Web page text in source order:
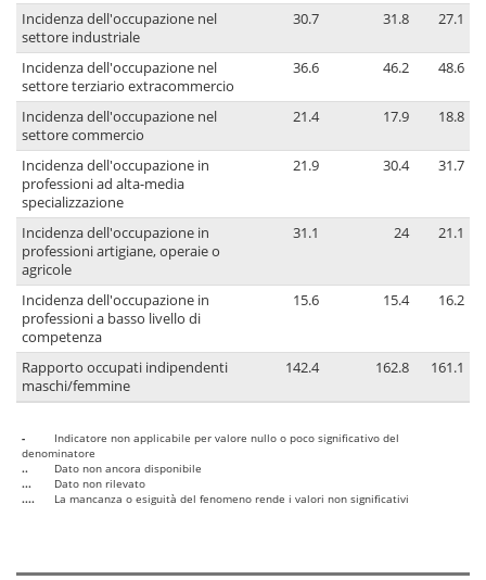
Incidenza dell'occupazione nel
settore industriale
30.7 31.8 27.1
Incidenza dell'occupazione nel
settore terziario extracommercio
36.6 46.2 48.6
Incidenza dell'occupazione nel
settore commercio
21.4 17.9 18.8
Incidenza dell'occupazione in
professioni ad alta-media
specializzazione
21.9 30.4 31.7
Incidenza dell'occupazione in
professioni artigiane, operaie o
agricole
31.1 24 21.1
Incidenza dell'occupazione in
professioni a basso livello di
competenza
15.6 15.4 16.2
Rapporto occupati indipendenti
maschi/femmine
142.4 162.8 161.1
-
Indicatore non applicabile per valore nullo o poco significativo del
denominatore
..
Dato non ancora disponibile
...
Dato non rilevato
....
La mancanza o esiguità del fenomeno rende i valori non significativi